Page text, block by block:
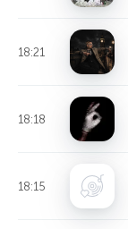
18:21
18:18
18:15